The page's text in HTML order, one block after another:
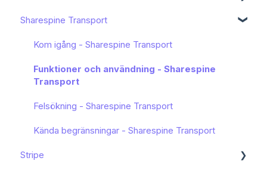
Kända begränsningar
Kom igång
Kända begränsningar
Sharespine Transport
Kom igång - Sharespine Transport
Funktioner och användning - Sharespine
Transport
Felsökning - Sharespine Transport
Kända begränsningar - Sharespine Transport
Stripe